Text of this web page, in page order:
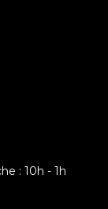
: 10h - 1h